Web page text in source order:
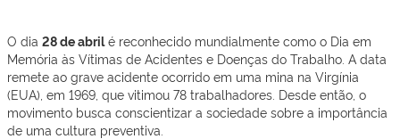
O dia 28 de abrilé reconhecido mundialmente como o Dia em
Memória às Vítimas de Acidentes e Doenças do Trabalho. A data
remete ao grave acidente ocorrido em uma mina na Virgínia
(EUA), em 1969, que vitimou 78 trabalhadores. Desde então, o
movimento busca conscientizar a sociedade sobre a importância
de uma cultura preventiva.